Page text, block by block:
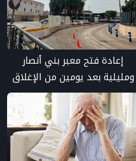
إعادة فتح معبر بني أنصار
ومليلية بعد يومين من الإغلاق